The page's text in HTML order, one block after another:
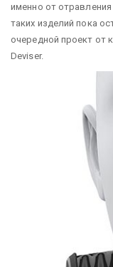
именно от
таких изделий пока
очередной проект от
Deviser.